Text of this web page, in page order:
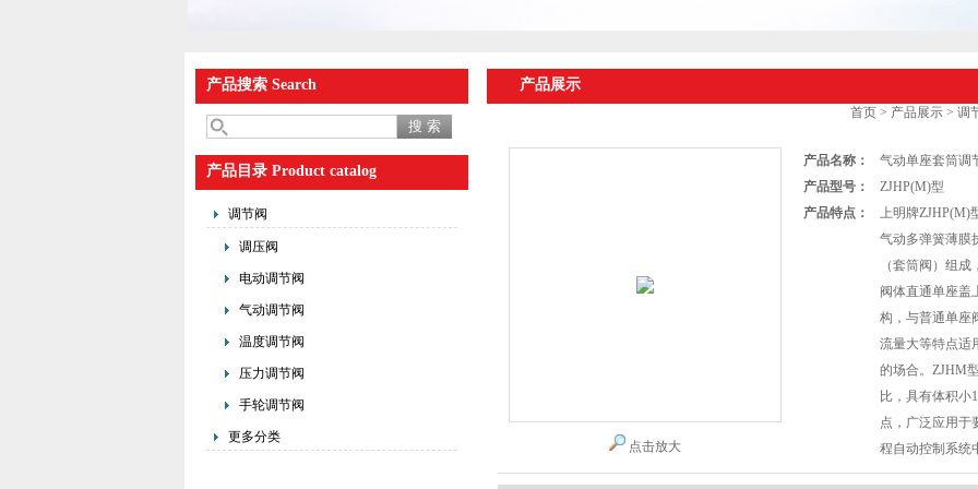
产品搜索 Search
产品目录 Product catalog
调节阀
调压阀
电动调节阀
气动调节阀
温度调节阀
压力调节阀
手轮调节阀
更多分类
产品展示
首页> 产品展示> 调
点击放大
产品名称：
气动单座套筒调
产品型号：
ZJHP(M)型
产品特点：
上明牌ZJHP(M)
气动多弹簧薄膜
（套筒阀）组
阀体直通单座盖
构，与普通单座
流量大等特点适
的场合。ZJHM
比，具有体积小
点，广泛应用于
程自动控制系统